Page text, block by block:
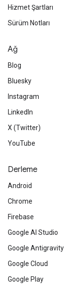
Hizmet Şartları
Sürüm Notları
Ağ
Blog
Bluesky
Instagram
LinkedIn
X (Twitter)
YouTube
Derleme
Android
Chrome
Firebase
Google AI Studio
Google Antigravity
Google Cloud
Google Play